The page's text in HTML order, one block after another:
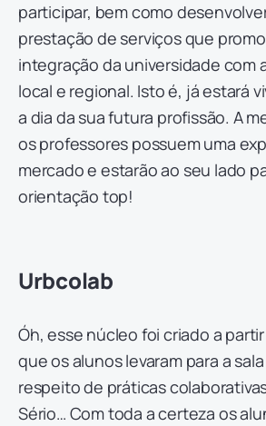
participar, bem como
prestação de serviços que
integração da universidade com
local e regional. Isto é, já estará
a dia da sua futura profissão. A
os professores possuem uma
mercado e estarão ao seu lado
orientação top!
Urbcolab
Óh, esse núcleo foi criado a
que os alunos levaram para a
respeito de práticas
Sério… Com toda a certeza os